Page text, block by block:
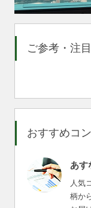
ご参考・注
おすすめコ
あす
人気
柄か